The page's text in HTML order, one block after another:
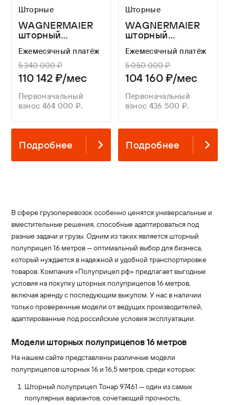
Шторные
WAGNERMAIER
шторный
16,8 метров
Ежемесячный платёж
5 340 000 ₽
110 142 ₽/мес
Первоначальный
взнос 464 000 ₽.
Подробнее
Шторные
WAGNERMAIER
шторный
16,3 метра
Ежемесячный платёж
5 050 000 ₽
104 160 ₽/мес
Первоначальный
взнос 436 500 ₽.
Подробнее
В сфере грузоперевозок особенно ценятся универсальные и
вместительные решения, способные адаптироваться под
разные задачи и грузы. Одним из таких является шторный
полуприцеп 16 метров — оптимальный выбор для бизнеса,
который нуждается в надежной и удобной транспортировке
товаров. Компания «Полуприцеп.рф» предлагает выгодные
условия на покупку шторных полуприцепов 16 метров,
включая аренду с последующим выкупом. У нас в наличии
только проверенные модели от ведущих производителей,
адаптированные под российские условия эксплуатации.
Модели шторных полуприцепов 16 метров
На нашем сайте представлены различные модели
полуприцепов шторных 16 и 16,5 метров, среди которых:
Шторный полуприцеп Тонар 97461 — один из самых
популярных вариантов, сочетающий прочность,